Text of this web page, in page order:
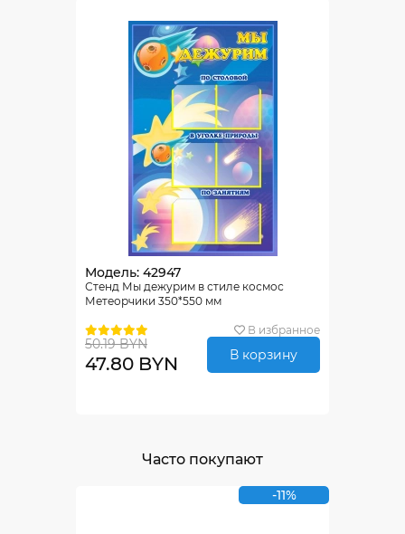
Модель: 42947
Стенд Мы дежурим в стиле космос
Метеорчики 350*550 мм
В избранное
50.19 BYN
47.80 BYN В корзину
Часто покупают
-11%